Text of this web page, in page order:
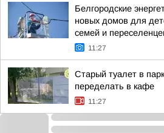
Белгородские
новых домов для
семей и
11:27
Старый туалет в
переделать в кафе
11:27